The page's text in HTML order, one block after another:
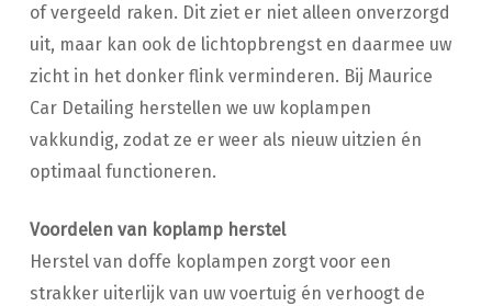
of vergeeld raken. Dit ziet er niet alleen onverzorgd
uit, maar kan ook de lichtopbrengst en daarmee uw
zicht in het donker flink verminderen. Bij Maurice
Car Detailing herstellen we uw koplampen
vakkundig, zodat ze er weer als nieuw uitzien én
optimaal functioneren.
Voordelen van koplamp herstel
Herstel van doffe koplampen zorgt voor een
strakker uiterlijk van uw voertuig én verhoogt de